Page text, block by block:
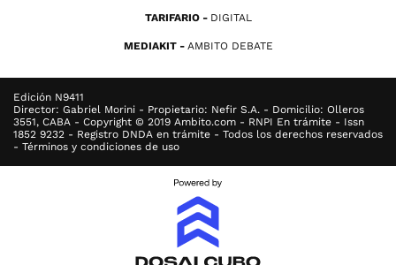
TARIFARIO DIGITAL
MEDIAKIT AMBITO DEBATE
Edición N9411
Director: Gabriel Morini - Propietario: Nefir S.A. - Domicilio: Olleros
3551, CABA - Copyright © 2019 Ambito.com - RNPI En trámite - Issn
1852 9232 - Registro DNDA en trámite - Todos los derechos reservados
- Términos y condiciones de uso